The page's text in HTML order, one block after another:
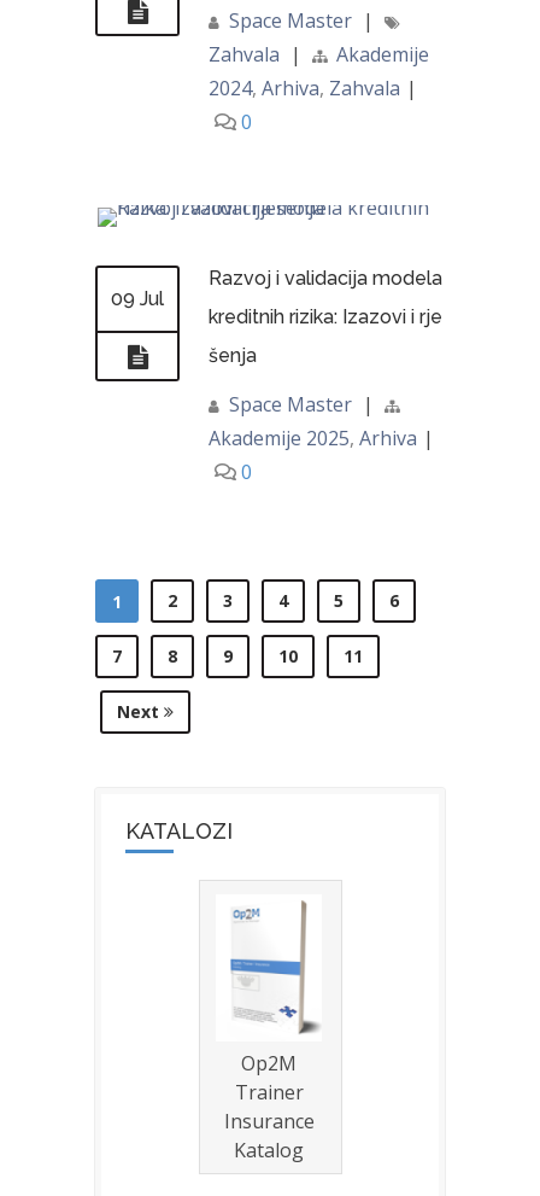
Space Master |
Zahvala |
Akademije
2024, Arhiva, Zahvala |
0
09 Jul
Razvoj i validacija modela
kreditnih rizika: Izazovi i rje
šenja
Space Master |
Akademije 2025, Arhiva |
0
1 2 3 4 5 6
7 8 9 10 11
Next
KATALOZI
Op2M
Trainer
Insurance
Katalog